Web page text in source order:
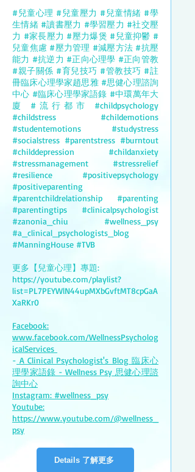
#兒童心理 #兒童壓力 #兒童情緒 #學
生情緒 #讀書壓力 #學習壓力 #社交壓
力 #家長壓力 #壓力爆煲 #兒童抑鬱 #
兒童焦慮 #壓力管理 #減壓方法 #抗壓
能力 #抗逆力 #正向心理學 #正向管教
#親子關係 #育兒技巧 #管教技巧 #註
冊臨床心理學家趙思雅 #思健心理諮詢
中心 #臨床心理學家語錄 #中環萬年大
廈 #流行都市 #childpsychology
#childstress #childemotions
#studentemotions #studystress
#socialstress #parentstress #burntout
#childdepression #childanxiety
#stressmanagement #stressrelief
#resilience #positivepsychology
#positiveparenting
#parentchildrelationship #parenting
#parentingtips #clinicalpsychologist
#zanonia_chiu #wellness_psy
#a_clinical_psychologists_blog
#ManningHouse #TVB
更多【兒童心理】專題:
https://youtube.com/playlist?
list=PL7PEYWlN44upMXbGvftMT8cpGaA
XaRKr0
Facebook:
www.facebook.com/WellnessPsycholog
icalServices
- A Clinical Psychologist's Blog 臨床心
理學家語錄 - Wellness Psy 思健心理諮
詢中心
Instagram: #wellness_psy
Youtube:
https://www.youtube.com/@wellness_
psy
Details 了解更多